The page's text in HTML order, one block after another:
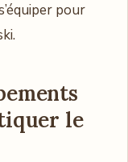
pour
le